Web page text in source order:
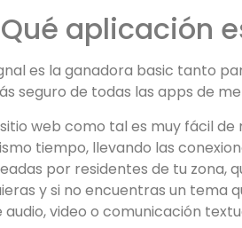
aplicación
es la ganadora basic tanto
seguro de todas las apps de
sitio web como tal es muy fácil
tiempo, llevando las
por residentes de tu zona,
y si no encuentras un tema
audio, video o comunicación